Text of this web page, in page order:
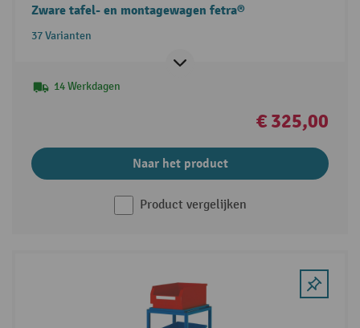
Zware tafel- en montagewagen fetra®
37 Varianten
14 Werkdagen
€ 325,00
Naar het product
Product vergelijken